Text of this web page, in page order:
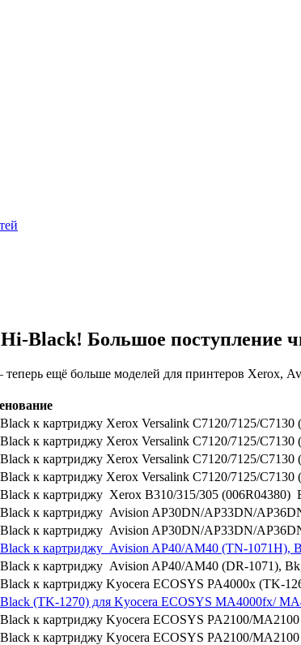
Black! Большое поступление
ещё больше моделей для принтеров Xerox,
к картриджу Xerox Versalink C7120/7125/C7130
к картриджу Xerox Versalink C7120/7125/C7130
к картриджу Xerox Versalink C7120/7125/C7130
к картриджу Xerox Versalink C7120/7125/C7130
к картриджу Xerox В310/315/305 (006R04380)
к картриджу Avision AP30DN/AP33DN/
к картриджу Avision AP30DN/AP33DN/
к картриджу Avision AP40/AM40 (TN-1071H),
к картриджу Avision AP40/AM40 (DR-1071),
к картриджу Kyocera ECOSYS PA4000x (TK-
(TK-1270) для Kyocera ECOSYS MA4000fx/
к картриджу Kyocera ECOSYS PA2100/
к картриджу Kyocera ECOSYS PA2100/